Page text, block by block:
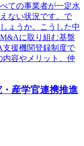
ての事業者が一定水
ない状況です。で
ょうか。こうした中
に取り組む基盤
援機関登録制度で
容やメリット、仲
産学官連携推進